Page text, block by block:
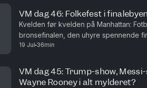
VM dag 46: Folkefest i
Kvelden før kvelden på Manhattan:
bronsefinalen, den uhyre spennende
snakkiser.
19 Jul 36min
VM dag 45: Trump-show,
Wayne Rooney i alt mylderet?